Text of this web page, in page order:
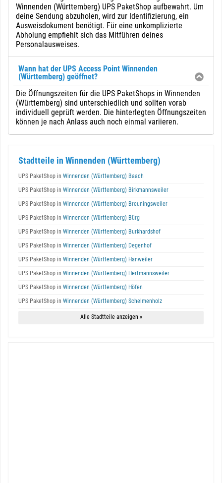
Winnenden (Württemberg) UPS PaketShop aufbewahrt. Um
deine Sendung abzuholen, wird zur Identifizierung, ein
Ausweisdokument benötigt. Für eine unkomplizierte
Abholung empfiehlt sich das Mitführen deines
Personalausweises.
Wann hat der UPS Access Point Winnenden
(Württemberg) geöffnet?
Die Öffnungszeiten für die UPS PaketShops in Winnenden
(Württemberg) sind unterschiedlich und sollten vorab
individuell geprüft werden. Die hinterlegten Öffnungszeiten
können je nach Anlass auch noch einmal variieren.
Stadtteile in Winnenden (Württemberg)
UPS PaketShop in Winnenden (Württemberg) Baach
UPS PaketShop in Winnenden (Württemberg) Birkmannsweiler
UPS PaketShop in Winnenden (Württemberg) Breuningsweiler
UPS PaketShop in Winnenden (Württemberg) Bürg
UPS PaketShop in Winnenden (Württemberg) Burkhardshof
UPS PaketShop in Winnenden (Württemberg) Degenhof
UPS PaketShop in Winnenden (Württemberg) Hanweiler
UPS PaketShop in Winnenden (Württemberg) Hertmannsweiler
UPS PaketShop in Winnenden (Württemberg) Höfen
UPS PaketShop in Winnenden (Württemberg) Schelmenholz
Alle Stadtteile anzeigen »